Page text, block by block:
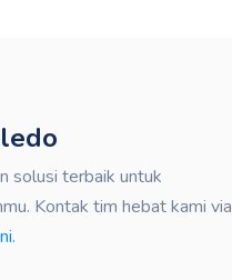
solusi terbaik untuk
Kontak tim hebat kami via